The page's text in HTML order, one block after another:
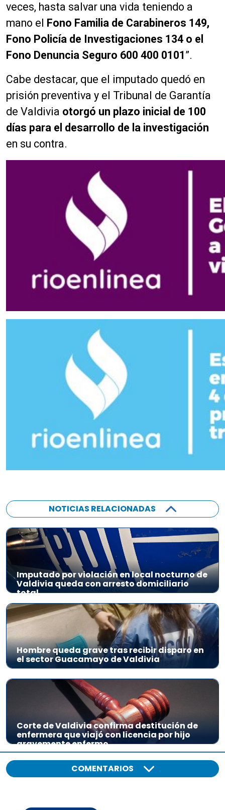
veces, hasta salvar una vida teniendo a
mano el Fono Familia de Carabineros 149,
Fono Policía de Investigaciones 134 o el
Fono Denuncia Seguro 600 400 0101 ”.
Cabe destacar, que el imputado quedó en
prisión preventiva y el Tribunal de Garantía
de Valdivia otorgó un plazo inicial de 100
días para el desarrollo de la investigación
en su contra.
NOTICIAS RELACIONADAS
Imputado por violación en local nocturno de
Valdivia queda con arresto domiciliario
total
Hombre queda grave tras recibir disparo en
el sector Guacamayo de Valdivia
Corte de Valdivia confirma destitución de
enfermera que viajó con licencia por hijo
gravemente enfermo
COMENTARIOS